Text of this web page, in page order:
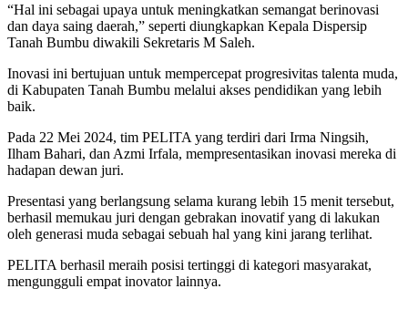
“Hal ini sebagai upaya untuk meningkatkan semangat berinovasi
dan daya saing daerah,” seperti diungkapkan Kepala Dispersip
Tanah Bumbu diwakili Sekretaris M Saleh.
Inovasi ini bertujuan untuk mempercepat progresivitas talenta muda,
di Kabupaten Tanah Bumbu melalui akses pendidikan yang lebih
baik.
Pada 22 Mei 2024, tim PELITA yang terdiri dari Irma Ningsih,
Ilham Bahari, dan Azmi Irfala, mempresentasikan inovasi mereka di
hadapan dewan juri.
Presentasi yang berlangsung selama kurang lebih 15 menit tersebut,
berhasil memukau juri dengan gebrakan inovatif yang di lakukan
oleh generasi muda sebagai sebuah hal yang kini jarang terlihat.
PELITA berhasil meraih posisi tertinggi di kategori masyarakat,
mengungguli empat inovator lainnya.